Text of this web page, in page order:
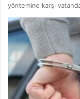
yöntemine karşı